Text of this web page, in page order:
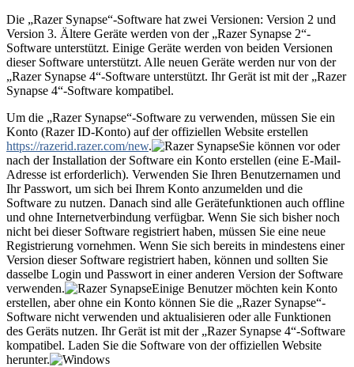
Die „Razer Synapse“-Software hat zwei Versionen: Version 2 und
Version 3. Ältere Geräte werden von der „Razer Synapse 2“-
Software unterstützt. Einige Geräte werden von beiden Versionen
dieser Software unterstützt. Alle neuen Geräte werden nur von der
„Razer Synapse 4“-Software unterstützt. Ihr Gerät ist mit der „Razer
Synapse 4“-Software kompatibel.
Um die „Razer Synapse“-Software zu verwenden, müssen Sie ein
Konto (Razer ID-Konto) auf der offiziellen Website erstellen
https://razerid.razer.com/new.
Sie können vor oder
nach der Installation der Software ein Konto erstellen (eine E-Mail-
Adresse ist erforderlich). Verwenden Sie Ihren Benutzernamen und
Ihr Passwort, um sich bei Ihrem Konto anzumelden und die
Software zu nutzen. Danach sind alle Gerätefunktionen auch offline
und ohne Internetverbindung verfügbar. Wenn Sie sich bisher noch
nicht bei dieser Software registriert haben, müssen Sie eine neue
Registrierung vornehmen. Wenn Sie sich bereits in mindestens einer
Version dieser Software registriert haben, können und sollten Sie
dasselbe Login und Passwort in einer anderen Version der Software
verwenden.
Einige Benutzer möchten kein Konto
erstellen, aber ohne ein Konto können Sie die „Razer Synapse“-
Software nicht verwenden und aktualisieren oder alle Funktionen
des Geräts nutzen. Ihr Gerät ist mit der „Razer Synapse 4“-Software
kompatibel. Laden Sie die Software von der offiziellen Website
herunter.